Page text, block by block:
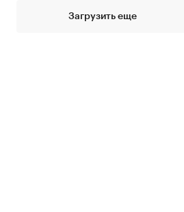
Загрузить еще